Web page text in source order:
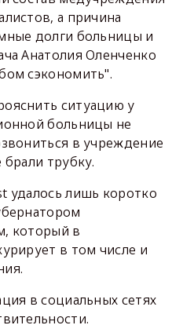
а причина
долги больницы и
Анатолия Оленченко
сэкономить".
ситуацию у
больницы не
в учреждение
трубку.
удалось лишь коротко
который в
в том числе и
в социальных сетях